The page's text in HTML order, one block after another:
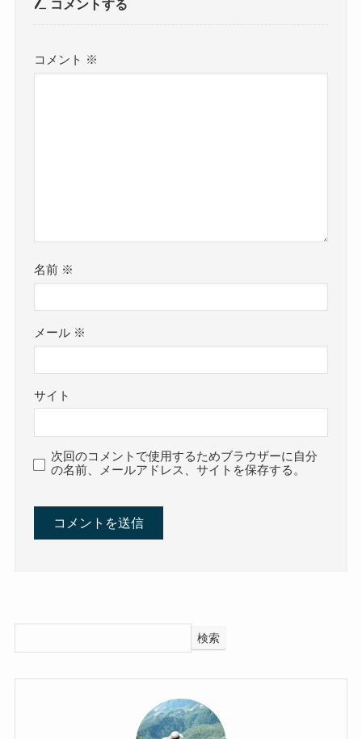
コメントする
コメント ※
名前 ※
メール ※
サイト
次回のコメントで使用するためブラウザーに自分
の名前、メールアドレス、サイトを保存する。
検索